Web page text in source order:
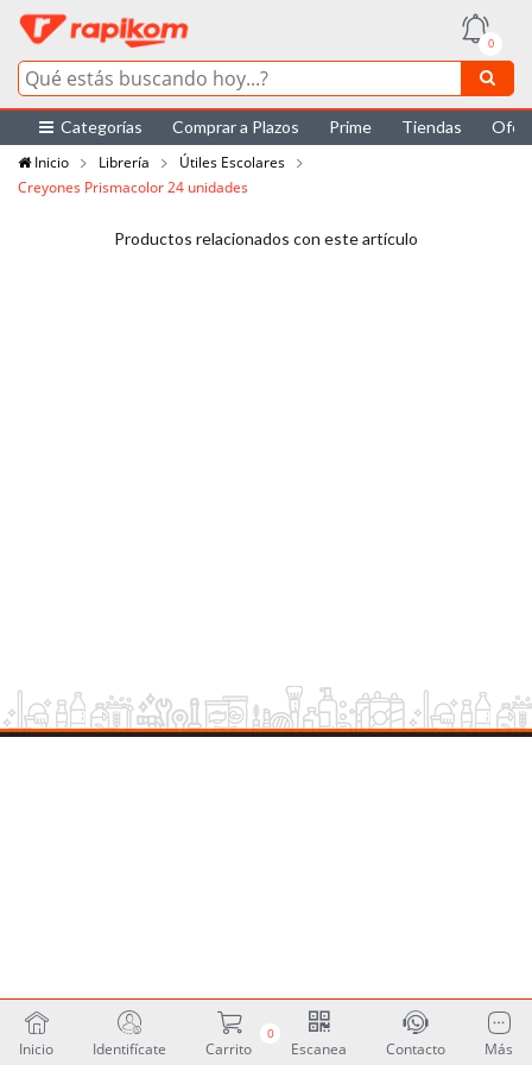
0
Categorías Comprar a Plazos Prime Tiendas
Inicio
Librería
Útiles Escolares
Creyones Prismacolor 24 unidades
Productos relacionados con este artículo
Inicio Identifícate
0
Carrito Escanea Contacto Más